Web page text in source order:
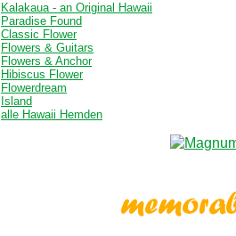
Kalakaua - an Original Hawaii
Paradise Found
Classic Flower
Flowers & Guitars
Flowers & Anchor
Hibiscus Flower
Flowerdream
Island
alle Hawaii Hemden